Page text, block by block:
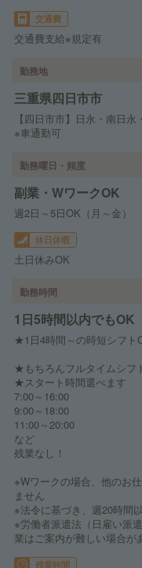
交通費
交通費支給※規定有
勤務地
三重県四日市市
【四日市市】日永・南日
※車通勤可
勤務曜日・頻度
副業・WワークOK
週2日～5日OK（月～金
休日休暇
土日休みOK
勤務時間
1日5時間以内でもOK
★1日4時間～の時短シフト
★もちろんフルタイムシフ
★スタート時間選べます
7:00～16:00
9:00～18:00
11:00～20:00
など
残業なし！
※Wワークの場合、他のお
ません
※法令に基づき、週20時間
※労働者派遣法（日雇い派
業はご案内が難しい場合が
残業時間